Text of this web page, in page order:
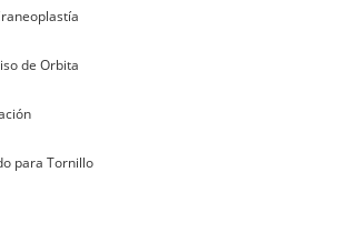
de Orbita
para Tornillo